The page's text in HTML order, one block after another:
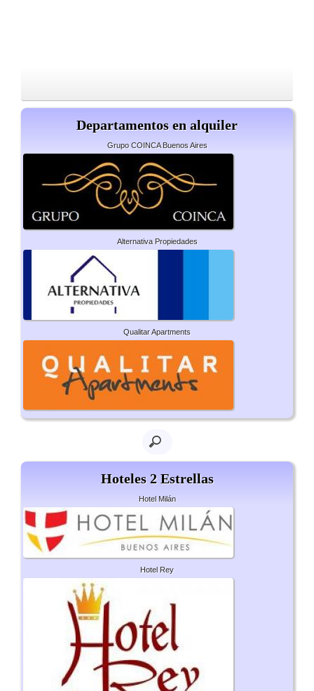
Departamentos en alquiler
Grupo COINCA Buenos Aires
Alternativa Propiedades
Qualitar Apartments
Hoteles 2 Estrellas
Hotel Milán
Hotel Rey